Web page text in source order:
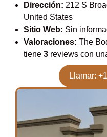
Dirección: 212 S
United States
Sitio Web: Sin
Valoraciones: The
tiene 3 reviews con
Llamar: